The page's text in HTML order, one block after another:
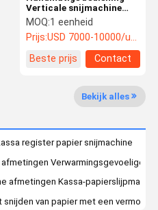
oppervlaktecurls
Verticale snijmachine
Papierrol Slitter 0 -
200m/Min 1300mm
MOQ:1 eenheid
Prijs:USD 7000-10000/unit
Beste prijs
Contact
Bekijk alles
register papier snijmachine
afmetingen Verwarmingsgevoelige
afmetingen Kassa-
van papier met een vermogen